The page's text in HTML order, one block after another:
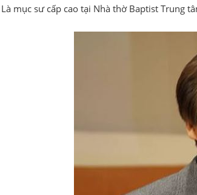
Là mục sư cấp cao tại Nhà thờ Baptist Trung